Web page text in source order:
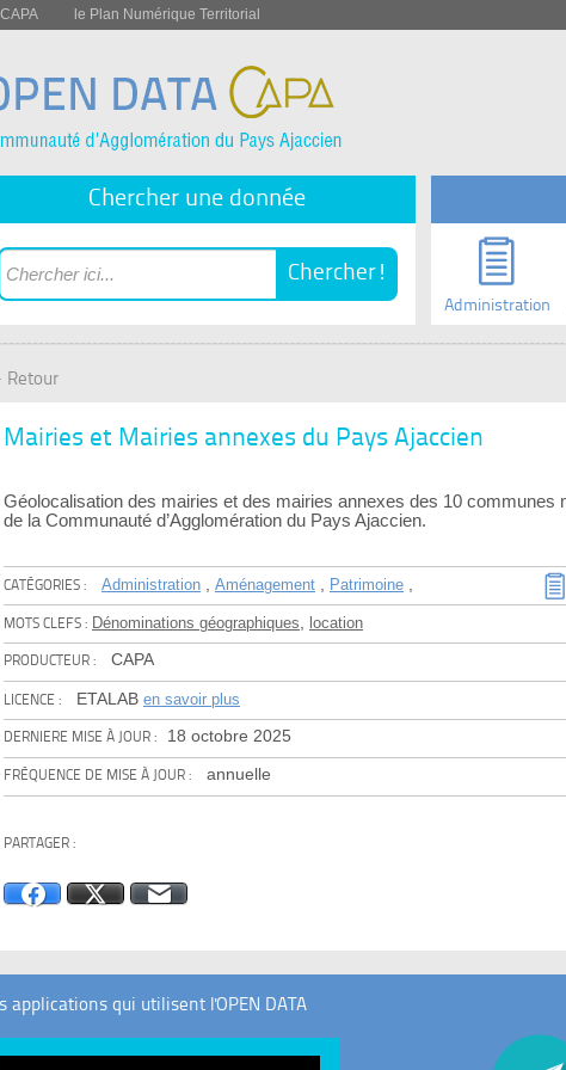
le Plan Numérique Territorial
Chercher une donnée
Administration
Retour
Mairies et Mairies annexes du Pays Ajaccien
Géolocalisation des mairies et des mairies annexes des 10 communes
de la Communauté d’Agglomération du Pays Ajaccien.
CATÉGORIES : Administration Aménagement Patrimoine
MOTS CLEFS : Dénominations géographiques location
PRODUCTEUR : CAPA
LICENCE : ETALAB en savoir plus
DERNIERE MISE À JOUR : 18 octobre 2025
FRÉQUENCE DE MISE À JOUR : annuelle
PARTAGER :
FacebookX
applications qui utilisent l'OPEN DATA